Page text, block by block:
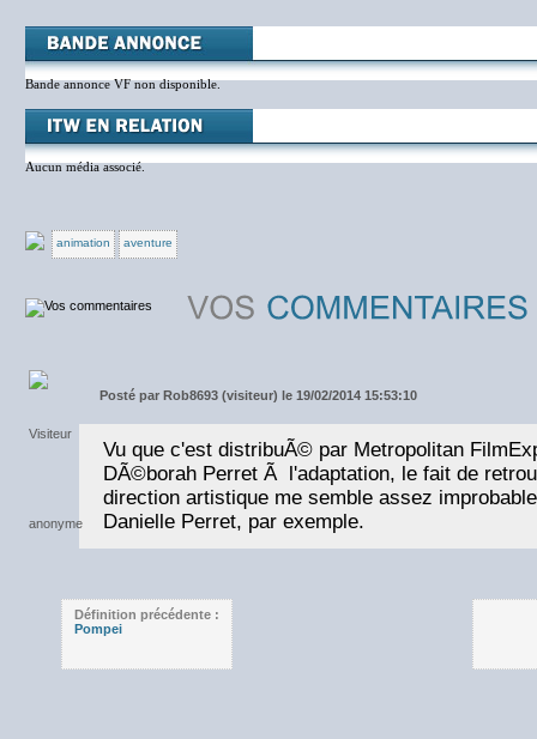
Bande annonce VF non disponible.
Aucun média associé.
animation aventure
Posté par Rob8693 (visiteur) le 19/02/2014 15:53:10
Vu que c'est distribuÃ© par Metropolitan
DÃ©borah Perret Ã l'adaptation, le fait de
direction artistique me semble assez
Danielle Perret, par exemple.
Définition précédente :
Pompei